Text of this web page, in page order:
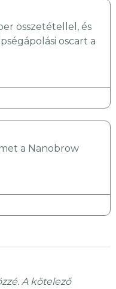
összetétellel, és
oscart a
a Nanobrow
A kötelező